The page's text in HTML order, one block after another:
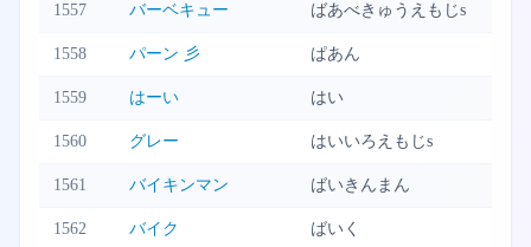
1557 バーベキュー ばあべきゅうえもじs
1558 パーン 彡 ぱあん
1559 はーい はい
1560 グレー はいいろえもじs
1561 バイキンマン ばいきんまん
1562 バイク ばいく